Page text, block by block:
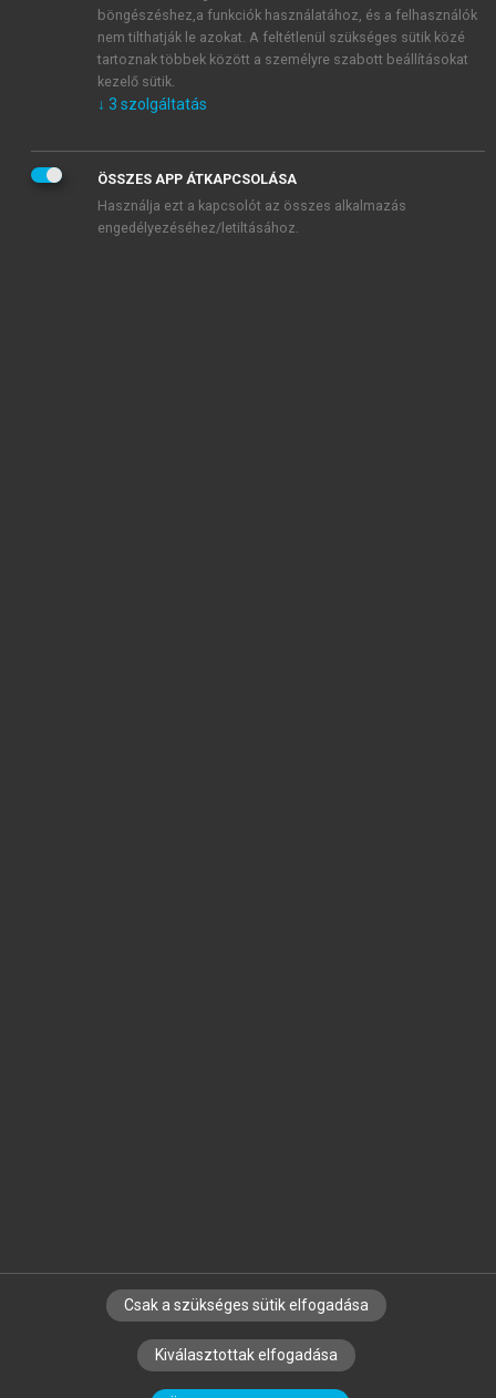
Általános vásárlási feltételeket, valamint a szotar.netés a
mersz.huoldalak licencszerződéseiben foglaltakat
tudomásul veszem és elfogadom.
KIPRÓBÁLOM
SZERZŐKNEK CÉGEKNEK KÖNYVTÁROSOKNAK
SZERKESZTÉSI ÉS LEKTORÁLÁSI ALAPELVEK
böngészéshez,a funkciók használatához, és a felhasználók
nem tilthatják le azokat. A feltétlenül szükséges sütik közé
tartoznak többek között a személyre szabott beállításokat
kezelő sütik.
↓ 3 szolgáltatás
ÖSSZES APP ÁTKAPCSOLÁSA
Használja ezt a kapcsolót az összes alkalmazás
engedélyezéséhez/letiltásához.
Csak a szükséges sütik elfogadása
Kiválasztottak elfogadása